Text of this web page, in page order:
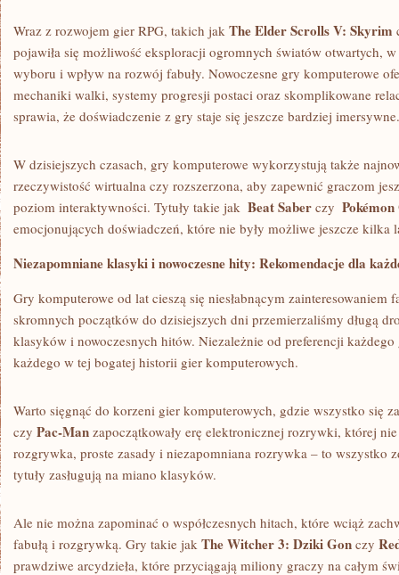
Wraz z⁤ rozwojem gier RPG, takich jak The Elder Scrolls ⁢V: Skyrim
pojawiła się możliwość eksploracji ogromnych światów otwartych,
wyboru⁤ i wpływ⁢ na rozwój⁣ fabuły.‌ Nowoczesne gry komputerowe
mechaniki ⁣walki, systemy progresji ⁣postaci oraz skomplikowane⁤
sprawia, że doświadczenie ⁣z ‍gry staje się jeszcze⁤ bardziej imersywne.
W⁣ dzisiejszych czasach, gry komputerowe wykorzystują także
rzeczywistość wirtualna czy rozszerzona, aby zapewnić graczom⁣
poziom interaktywności. ⁣Tytuły takie ‍jak ‌ Beat⁣ Saber czy ​
emocjonujących doświadczeń, które nie⁢ były ‌możliwe​ jeszcze kilka
Niezapomniane klasyki ‍i nowoczesne ⁢hity: Rekomendacje dla‌
Gry komputerowe od lat cieszą się‌ niesłabnącym zainteresowaniem
skromnych początków⁢ do dzisiejszych ​dni przemierzaliśmy​ długą
klasyków ‍i nowoczesnych hitów. Niezależnie od preferencji każdego
każdego w tej bogatej historii gier komputerowych.
Warto sięgnąć do korzeni gier⁤ komputerowych, gdzie wszystko ⁣się
czy Pac-Man zapoczątkowały erę elektronicznej rozrywki,‌ której
⁣rozgrywka, proste zasady i niezapomniana ​rozrywka – to wszystko
tytuły zasługują ⁣na miano ‍klasyków.
Ale nie można zapominać o ‍współczesnych hitach, które wciąż
fabułą i rozgrywką.‌ Gry takie jak The⁢ Witcher‍ 3: Dziki ‍Gon czy
⁣prawdziwe ‌arcydzieła, które ⁢przyciągają miliony ‍graczy⁤ na⁢ całym